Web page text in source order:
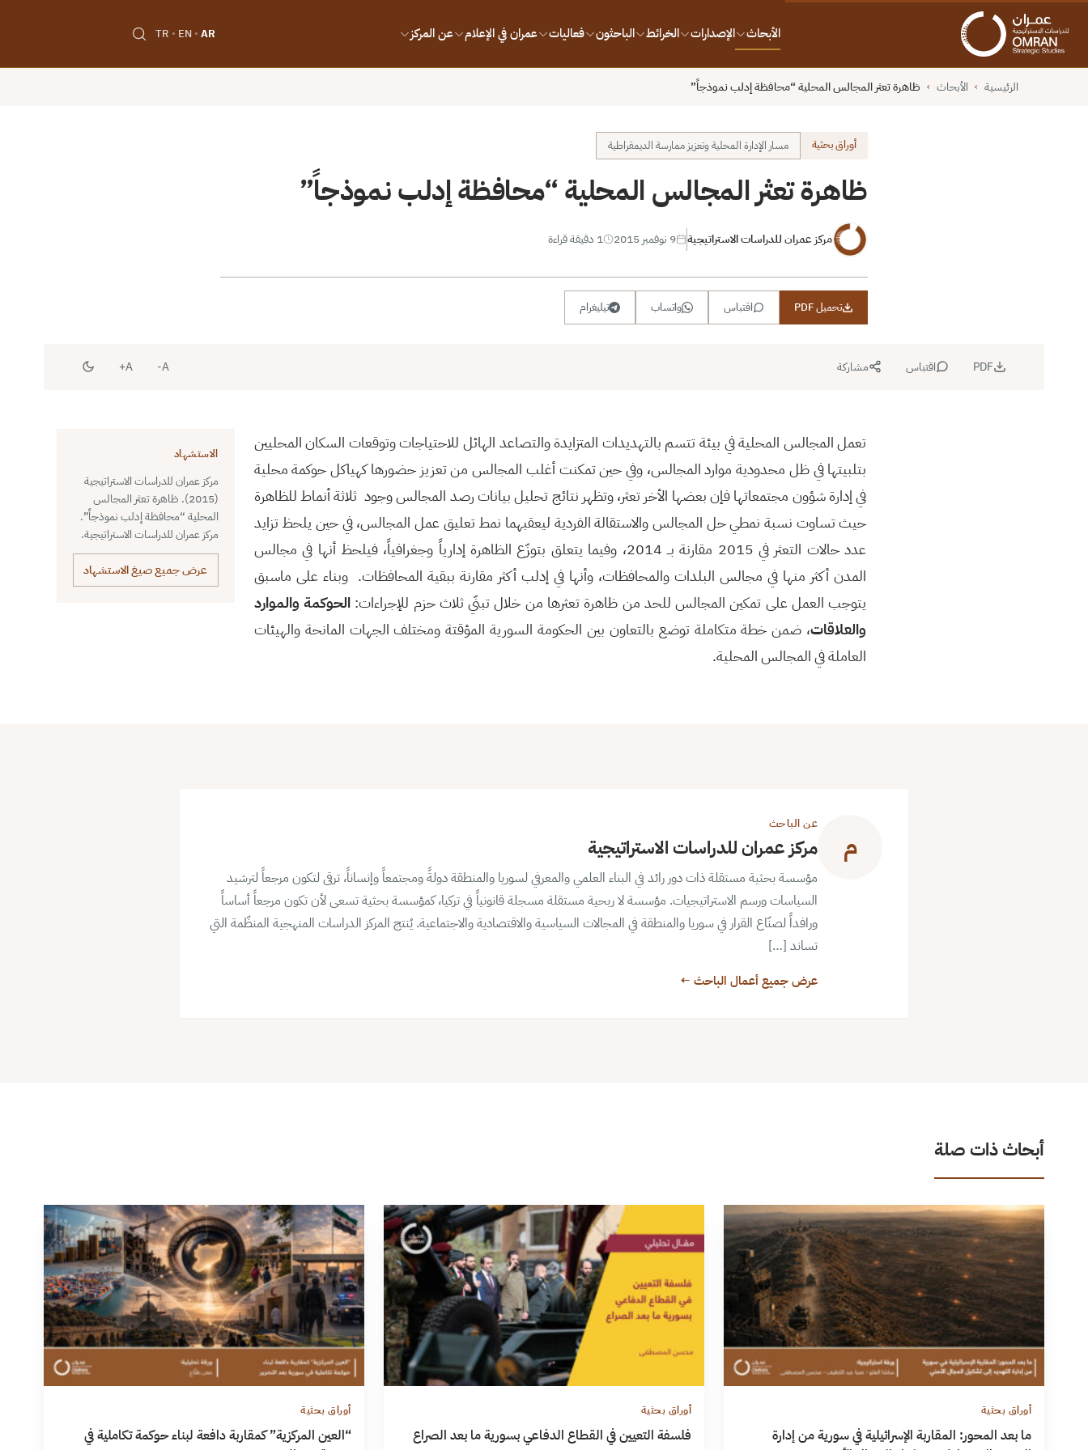
الأبحاث الإصدارات الخرائط الباحثون فعاليات عمران في الإعلام عن المركز AR
EN
TR
الرئيسية › الأبحاث › ظاهرة تعثر المجالس المحلية “محافظة إدلب نموذجاً”
أوراق بحثية مسار الإدارة المحلية وتعزيز ممارسة الديمقراطية
ظاهرة تعثر المجالس المحلية “محافظة إدلب نموذجاً”
مركز عمران للدراسات الاستراتيجية 9 نوفمبر 2015 1 دقيقة قراءة
تحميل PDF اقتباس واتساب تيليغرام
PDF اقتباس مشاركة A-
A+
تعمل المجالس المحلية في بيئة تتسم بالتهديدات المتزايدة والتصاعد الهائل للاحتياجات وتوقعات السكان المحليين
بتلبيتها في ظل محدودية موارد المجالس، وفي حين تمكنت أغلب المجالس من تعزيز حضورها كهياكل حوكمة محلية
في إدارة شؤون مجتمعاتها فإن بعضها الأخر تعثر، وتظهر نتائج تحليل بيانات رصد المجالس وجود ثلاثة أنماط للظاهرة
حيث تساوت نسبة نمطي حل المجالس والاستقالة الفردية ليعقبهما نمط تعليق عمل المجالس، في حين يلحظ تزايد
عدد حالات التعثر في 2015 مقارنة بــ 2014، وفيما يتعلق بتوزّع الظاهرة إدارياً وجغرافياً، فيلحظ أنها في مجالس
المدن أكثر منها في مجالس البلدات والمحافظات، وأنها في إدلب أكثر مقارنة ببقية المحافظات. وبناء على ماسبق
يتوجب العمل على تمكين المجالس للحد من ظاهرة تعثرها من خلال تبنّي ثلاث حزم للإجراءات: الحوكمة والموارد
والعلاقات، ضمن خطة متكاملة توضع بالتعاون بين الحكومة السورية المؤقتة ومختلف الجهات المانحة والهيئات
العاملة في المجالس المحلية.
الاستشهاد
مركز عمران للدراسات الاستراتيجية
(2015). ظاهرة تعثر المجالس
المحلية “محافظة إدلب نموذجاً”.
مركز عمران للدراسات الاستراتيجية.
عرض جميع صيغ الاستشهاد
م
عن الباحث
مركز عمران للدراسات الاستراتيجية
مؤسسة بحثية مستقلة ذات دور رائد في البناء العلمي والمعرفي لسوريا والمنطقة دولةً ومجتمعاً وإنساناً، ترقى لتكون مرجعاً لترشيد
السياسات ورسم الاستراتيجيات. مؤسسة لا ربحية مستقلة مسجلة قانونياً في تركيا، كمؤسسة بحثية تسعى لأن تكون مرجعاً أساساً
ورافداً لصنّاع القرار في سوريا والمنطقة في المجالات السياسية والاقتصادية والاجتماعية. يُنتج المركز الدراسات المنهجية المنظّمة التي
تساند […]
عرض جميع أعمال الباحث ←
أبحاث ذات صلة
أوراق بحثية
ما بعد المحور: المقاربة الإسرائيلية في سورية من إدارة
أوراق بحثية
فلسفة التعيين في القطاع الدفاعي بسورية ما بعد الصراع
أوراق بحثية
“العين المركزية” كمقاربة دافعة لبناء حوكمة تكاملية في